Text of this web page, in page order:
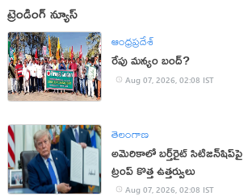
ట్రెండింగ్ న్యూస్
ఆంధ్రప్రదేశ్
రేపు మన్యం బంద్‌?
Aug 07, 2026, 02:08 IST
తెలంగాణ
అమెరికాలో బర్త్‌రైట్ సిటిజన్‌షిప్‌పై
ట్రంప్ కొత్త ఉత్తర్వులు
Aug 07, 2026, 02:08 IST